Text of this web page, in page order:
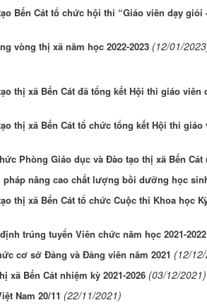
Bến Cát tổ chức hội thi “Giáo viên dạy
vòng thị xã năm học 2022-2023 (12/01/
thị xã Bến Cát đã tổng kết Hội thi giáo
thị xã Bến Cát tổ chức tổng kết Hội thi
Phòng Giáo dục và Đào tạo thị xã Bến Cát
pháp nâng cao chất lượng bồi dưỡng học
thị xã Bến Cát tổ chức Cuộc thi Khoa học
trúng tuyển Viên chức năm học 2021-2022
cơ sở Đảng và Đảng viên năm 2021 (12/
xã Bến Cát nhiệm kỳ 2021-2026 (03/12/2021)
Nam 20/11 (22/11/2021)